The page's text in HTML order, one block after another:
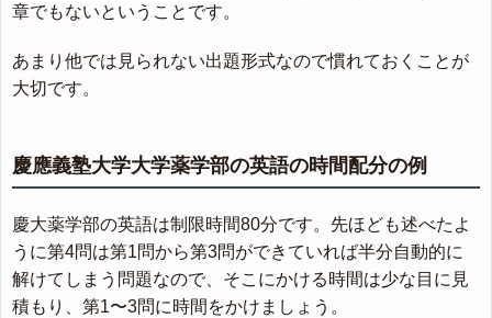
章でもないということです。
あまり他では見られない出題形式なので慣れておくことが
大切です。
慶應義塾大学大学薬学部の英語の時間配分の例
慶大薬学部の英語は制限時間80分です。先ほども述べたよ
うに第4問は第1問から第3問ができていれば半分自動的に
解けてしまう問題なので、そこにかける時間は少な目に見
積もり、第1〜3問に時間をかけましょう。